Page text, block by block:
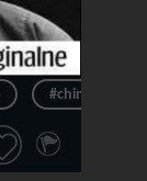
#chinczyk